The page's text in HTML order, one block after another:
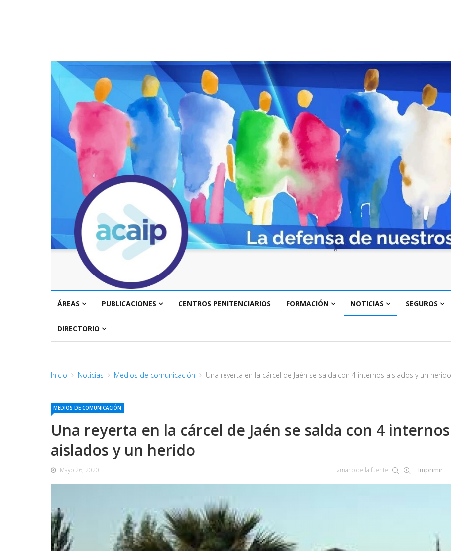
ÁREAS PUBLICACIONES CENTROS PENITENCIARIOS FORMACIÓN NOTICIAS SEGUROS
DIRECTORIO
Inicio Noticias Medios de comunicación Una reyerta en la cárcel de Jaén se salda con 4 internos aislados y un herido
MEDIOS DE COMUNICACIÓN
Una reyerta en la cárcel de Jaén se salda con 4 internos
aislados y un herido
Mayo 26, 2020 tamaño de la fuente Imprimir